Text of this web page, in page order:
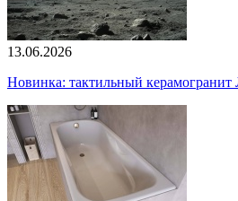
13.06.2026
Новинка: тактильный